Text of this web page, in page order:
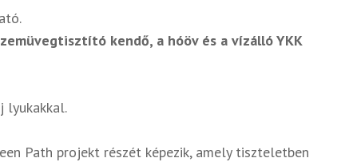
kendő, a hóöv és a vízálló YKK
lyukakkal.
Path projekt részét képezik, amely tiszteletben